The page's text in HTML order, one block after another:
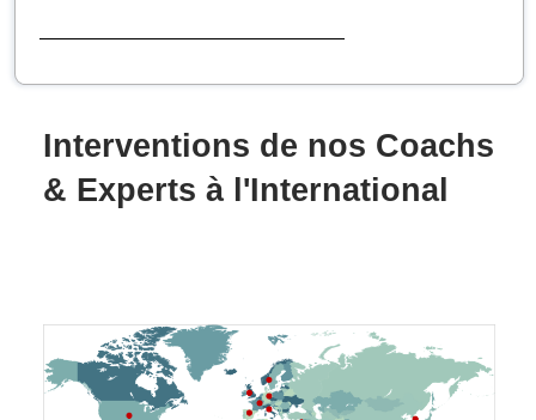
Interventions de nos Coachs
& Experts à l'International